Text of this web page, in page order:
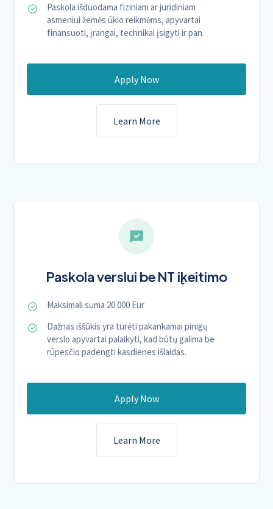
Paskola išduodama fiziniam ar juridiniam
asmeniui žemės ūkio reikmėms, apyvartai
finansuoti, įrangai, technikai įsigyti ir pan.
Apply Now
Learn More
Paskola verslui be NT įkeitimo
Maksimali suma 20 000 Eur
Dažnas iššūkis yra turėti pakankamai pinigų
verslo apyvartai palaikyti, kad būtų galima be
rūpesčio padengti kasdienes išlaidas.
Apply Now
Learn More